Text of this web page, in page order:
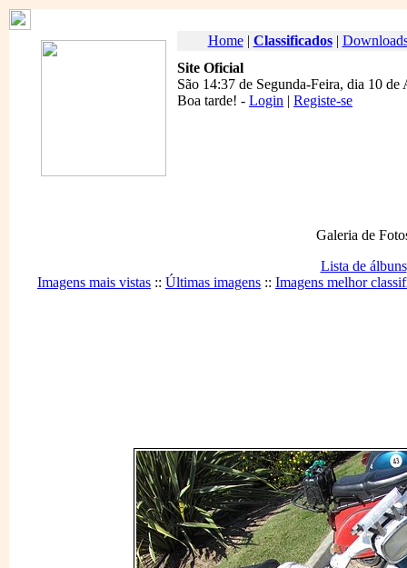
Home| Classificados|
Site Oficial
São 14:37 de Segunda-Feira, dia 10 de
Boa tarde! - Login | Registe-se
Galeria de
Lista de álbuns
Imagens mais vistas :: Últimas imagens :: Imagens melhor